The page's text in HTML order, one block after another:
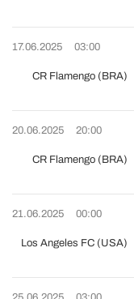
17.06.2025 03:00
CR Flamengo (BRA)
20.06.2025 20:00
CR Flamengo (BRA)
21.06.2025 00:00
Los Angeles FC (USA)